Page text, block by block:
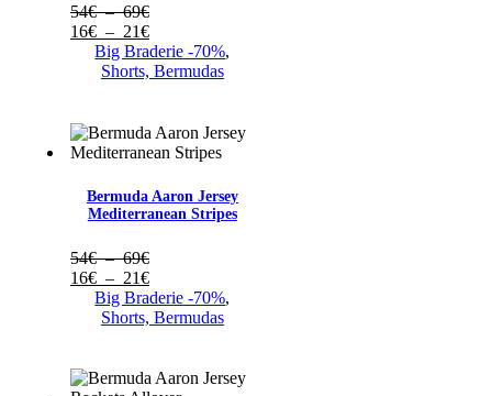
54€ – 69€Plage
de
prix :
54€
16€ – 21€Plage
de
prix :
21€
Big Braderie -70%,
Shorts, Bermudas
Bermuda Aaron Jersey
Mediterranean Stripes
54€ – 69€Plage
de
prix :
54€
16€ – 21€Plage
de
prix :
21€
Big Braderie -70%,
Shorts, Bermudas